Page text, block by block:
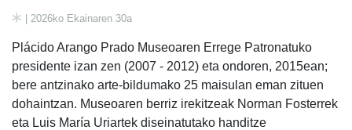
| 2026ko Ekainaren 30a
Plácido Arango Prado Museoaren Errege Patronatuko
presidente izan zen (2007 - 2012) eta ondoren, 2015ean;
bere antzinako arte-bildumako 25 maisulan eman zituen
dohaintzan. Museoaren berriz irekitzeak Norman Fosterrek
eta Luis María Uriartek diseinatutako handitze